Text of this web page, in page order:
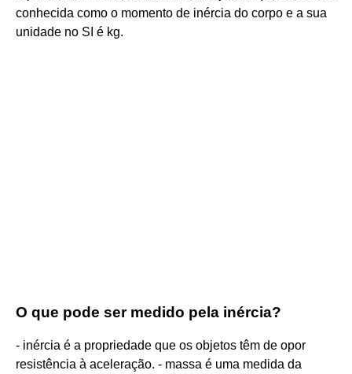
conhecida como o momento de inércia do corpo e a sua
unidade no SI é kg.
O que pode ser medido pela inércia?
- inércia é a propriedade que os objetos têm de opor
resistência à aceleração. - massa é uma medida da